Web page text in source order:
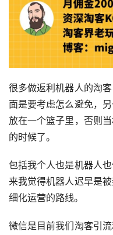
很多做返利机器人的淘
面是要考虑怎么避免，
放在一个篮子里，否则
的时候了。
包括我个人也是机器人
来我觉得机器人迟早是
细化运营的路线。
微信是目前我们淘客引